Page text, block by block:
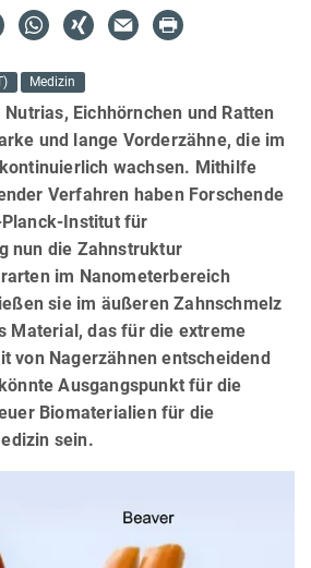
Medizin
Eichhörnchen und Ratten
und lange Vorderzähne, die im
wachsen. Mithilfe
Verfahren haben Forschende
Institut für
nun die Zahnstruktur
im Nanometerbereich
sie im äußeren Zahnschmelz
Material, das für die extreme
von Nagerzähnen entscheidend
Ausgangspunkt für die
Biomaterialien für die
sein.